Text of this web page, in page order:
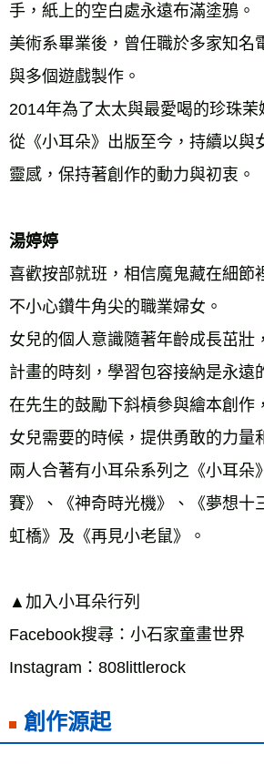
手，紙上的空白處永遠布滿塗鴉。
美術系畢業後，曾任職於多家知名
與多個遊戲製作。
2014年為了太太與最愛喝的珍珠茉
從《小耳朵》出版至今，持續以與
靈感，保持著創作的動力與初衷。
湯婷婷
喜歡按部就班，相信魔鬼藏在細節
不小心鑽牛角尖的職業婦女。
女兒的個人意識隨著年齡成長茁壯
計畫的時刻，學習包容接納是永遠
在先生的鼓勵下斜槓參與繪本創作
女兒需要的時候，提供勇敢的力量
兩人合著有小耳朵系列之《小耳朵
賽》、《神奇時光機》、《夢想十
虹橋》及《再見小老鼠》。
▲加入小耳朵行列
Facebook搜尋：小石家童畫世界
Instagram：808littlerock
創作源起